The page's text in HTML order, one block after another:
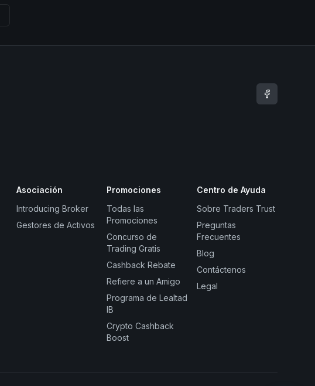
Asociación
Introducing Broker
Gestores de Activos
Promociones
Todas las
Promociones
Concurso de
Trading Gratis
Cashback Rebate
Refiere a un Amigo
Programa de Lealtad
IB
Crypto Cashback
Boost
Centro de Ayuda
Sobre Traders Trust
Preguntas
Frecuentes
Blog
Contáctenos
Legal